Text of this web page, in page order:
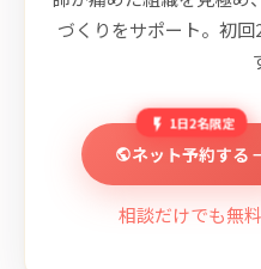
づくりをサポート。初
1日2名限定
ネット予約する
相談だけでも無